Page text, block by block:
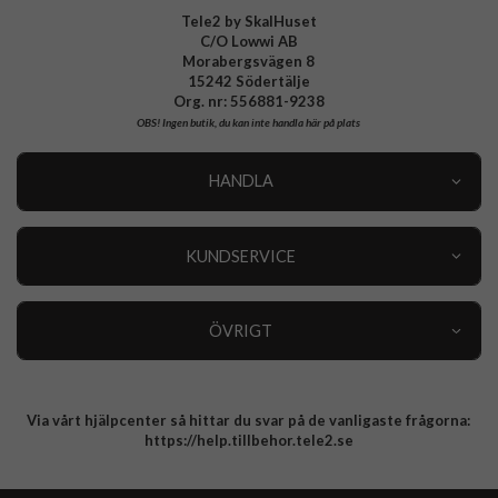
Tele2 by SkalHuset
C/O Lowwi AB
Morabergsvägen 8
15242 Södertälje
Org. nr: 556881-9238
OBS!Ingen butik, du kan inte handla här på plats
HANDLA
KUNDSERVICE
ÖVRIGT
Integritetspolicy
Via vårt hjälpcenter så hittar du svar på de vanligaste frågorna:
https://help.tillbehor.tele2.se